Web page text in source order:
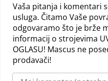
Vaša pitanja i komentari
usluga. Čitamo Vaše
odgovaramo što je brže
informacij o strojevima
OGLASU! Mascus ne
prodavači!